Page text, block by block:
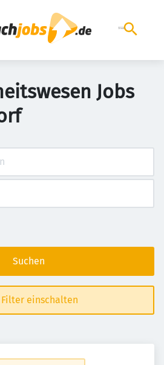
Jobs
Suchen
Filter einschalten